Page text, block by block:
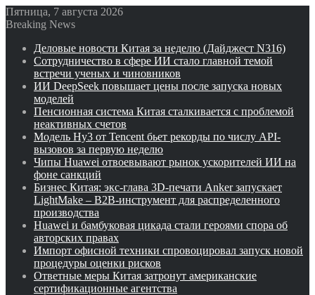
Пятница, 7 августа 2026
Breaking News
Деловые новости Китая за неделю (Дайджест N316)
Сотрудничество в сфере ИИ стало главной темой
встречи ученых и чиновников
ИИ DeepSeek повышает цены после запуска новых
моделей
Пенсионная система Китая сталкивается с проблемой
неактивных счетов
Модель Hy3 от Tencent бьет рекорды по числу API-
вызовов за первую неделю
Чипы Huawei отвоевывают рынок ускорителей ИИ на
фоне санкций
Бизнес Китая: экс-глава 3D-печати Anker запускает
LightMake – B2B-инструмент для распределенного
производства
Huawei и бамбуковая цикада стали героями спора об
авторских правах
Импорт офисной техники спровоцировал запуск новой
процедуры оценки рисков
Ответные меры Китая затронут американские
сертификационные агентства